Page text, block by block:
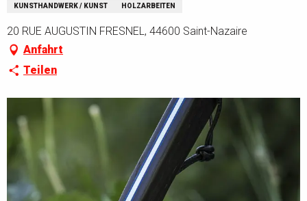
KUNSTHANDWERK / KUNST HOLZARBEITEN
20 RUE AUGUSTIN FRESNEL, 44600 Saint-Nazaire
Anfahrt
Teilen